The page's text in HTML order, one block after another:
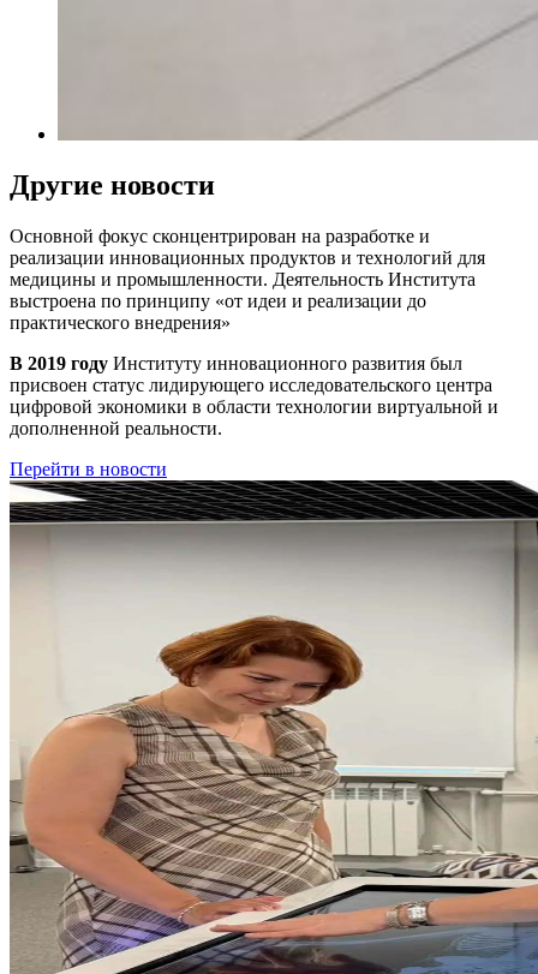
Другие новости
Основной фокус сконцентрирован на разработке и
реализации инновационных продуктов и технологий для
медицины и промышленности. Деятельность Института
выстроена по принципу «от идеи и реализации до
практического внедрения»
В 2019 году Институту инновационного развития был
присвоен статус лидирующего исследовательского центра
цифровой экономики в области технологии виртуальной и
дополненной реальности.
Перейти в новости